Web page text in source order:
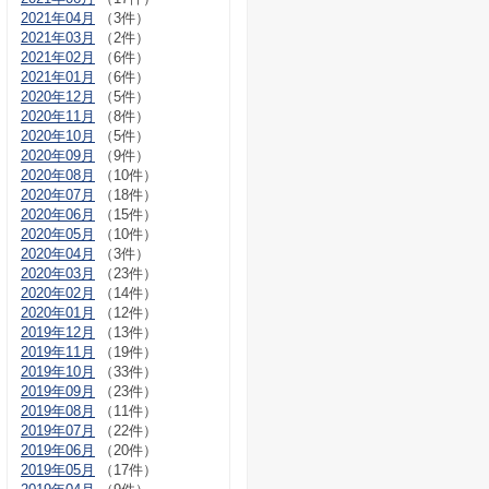
2021年04月
（3件）
2021年03月
（2件）
2021年02月
（6件）
2021年01月
（6件）
2020年12月
（5件）
2020年11月
（8件）
2020年10月
（5件）
2020年09月
（9件）
2020年08月
（10件）
2020年07月
（18件）
2020年06月
（15件）
2020年05月
（10件）
2020年04月
（3件）
2020年03月
（23件）
2020年02月
（14件）
2020年01月
（12件）
2019年12月
（13件）
2019年11月
（19件）
2019年10月
（33件）
2019年09月
（23件）
2019年08月
（11件）
2019年07月
（22件）
2019年06月
（20件）
2019年05月
（17件）